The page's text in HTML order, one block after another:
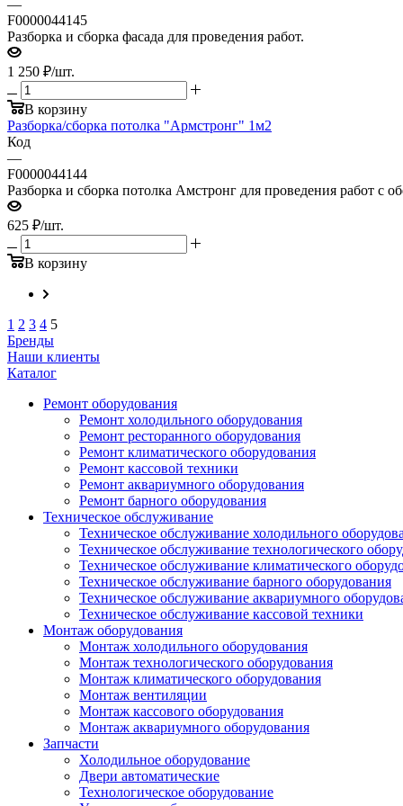
—
F0000044145
Разборка и сборка фасада для проведения работ.
1 250 ₽/шт.
В корзину
Разборка/сборка потолка "Армстронг" 1м2
Код
—
F0000044144
Разборка и сборка потолка Амстронг для проведения работ с
625 ₽/шт.
В корзину
1 2 3 4 5
Бренды
Наши клиенты
Каталог
Ремонт оборудования
Ремонт холодильного оборудования
Ремонт ресторанного оборудования
Ремонт климатического оборудования
Ремонт кассовой техники
Ремонт аквариумного оборудования
Ремонт барного оборудования
Техническое обслуживание
Техническое обслуживание холодильного
Техническое обслуживание технологического
Техническое обслуживание климатического
Техническое обслуживание барного оборудования
Техническое обслуживание аквариумного
Техническое обслуживание кассовой техники
Монтаж оборудования
Монтаж холодильного оборудования
Монтаж технологического оборудования
Монтаж климатического оборудования
Монтаж вентиляции
Монтаж кассового оборудования
Монтаж аквариумного оборудования
Запчасти
Холодильное оборудование
Двери автоматические
Технологическое оборудование